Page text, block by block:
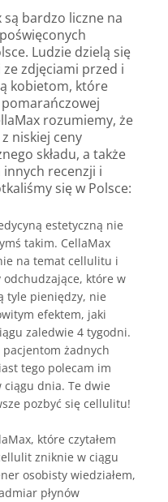
bardzo liczne na
Ludzie dzielą się
zdjęciami przed i
kobietom, które
rozumiemy, że
niskiej ceny
składu, a także
recenzji i
się w Polsce:
estetyczną nie
takim. CellaMax
na temat cellulitu i
odchudzające, które w
tyle pieniędzy, nie
efektem, jaki
zaledwie 4 tygodni.
żadnych
tego polecam im
ciągu dnia. Te dwie
pozbyć się cellulitu!
które czytałem
zniknie w ciągu
osobisty wiedziałem,
płynów